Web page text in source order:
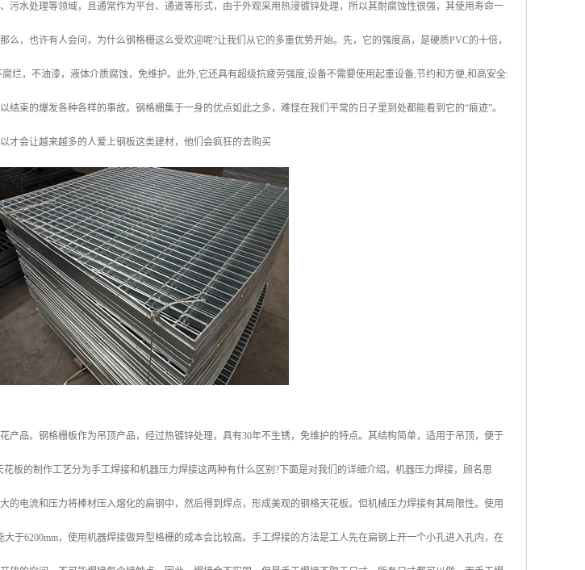
污水处理等领域，且通常作为平台、通道等形式，由于外观采用热浸镀锌处理，所以其耐腐蚀性很强，其使用寿命一
么，也许有人会问，为什么钢格栅这么受欢迎呢?让我们从它的多重优势开始。先，它的强度高，是硬质PVC的十倍，
烂，不油漆，液体介质腐蚀，免维护。此外,它还具有超级抗疲劳强度,设备不需要使用起重设备,节约和方便,和高安全:
结束的爆发各种各样的事故。钢格栅集于一身的优点如此之多，难怪在我们平常的日子里到处都能看到它的“痕迹”。
才会让越来越多的人爱上钢板这类建材，他们会疯狂的去购买
产品。钢格栅板作为吊顶产品，经过热镀锌处理，具有30年不生锈，免维护的特点。其结构简单，适用于吊顶，便于
板的制作工艺分为手工焊接和机器压力焊接这两种有什么区别?下面是对我们的详细介绍。机器压力焊接，顾名思
的电流和压力将棒材压入熔化的扁钢中，然后得到焊点，形成美观的钢格天花板。但机械压力焊接有其局限性。使用
于6200mm，使用机器焊接做异型格栅的成本会比较高。手工焊接的方法是工人先在扁钢上开一个小孔进入孔内，在